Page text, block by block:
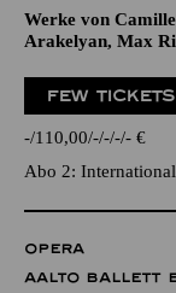
Werke von
Arakelyan, Max
FEW TICKETS
- 110,00 - - - - €
Abo 2:
OPERA
AALTO BALLETT